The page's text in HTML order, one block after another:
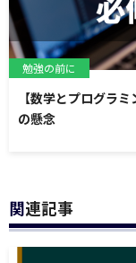
【数学とプログラ
の懸念
勉強の前に
関連記事